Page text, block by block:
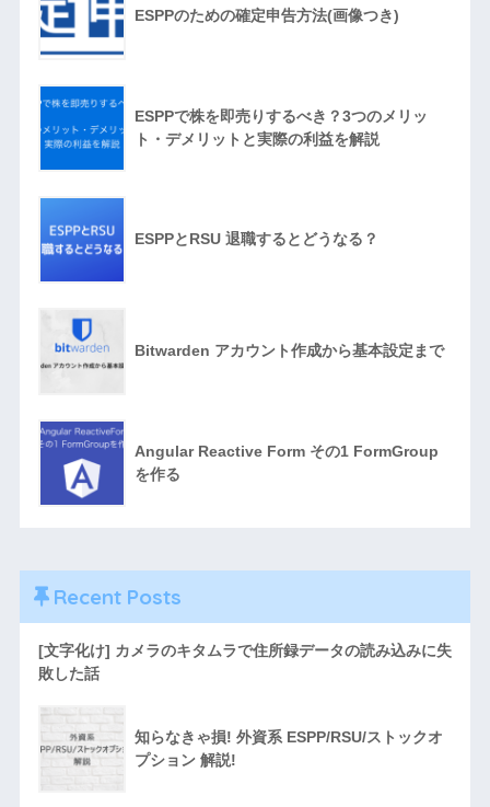
ESPPのための確定申告方法(画像つき)
ESPPで株を即売りするべき？3つのメリッ
ト・デメリットと実際の利益を解説
ESPPとRSU 退職するとどうなる？
Bitwarden アカウント作成から基本設定まで
Angular Reactive Form その1 FormGroup
を作る
Recent Posts
[文字化け] カメラのキタムラで住所録データの読み込みに失
敗した話
知らなきゃ損! 外資系 ESPP/RSU/ストックオ
プション 解説!